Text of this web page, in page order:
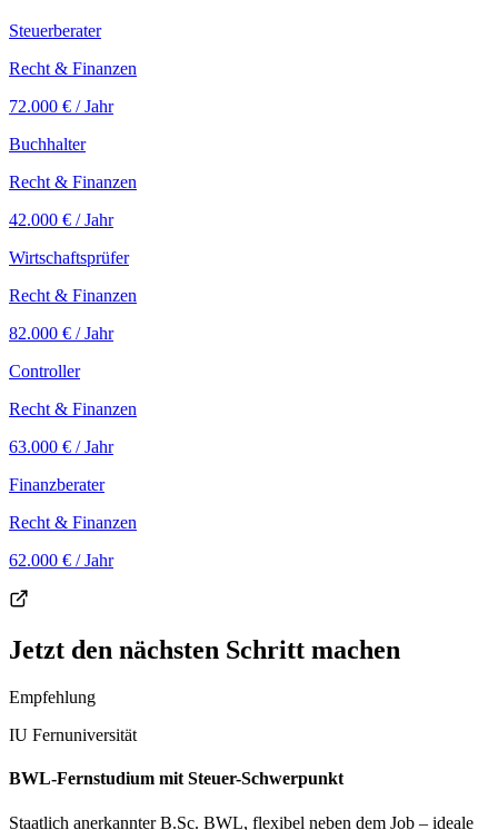
Steuerberater
Recht & Finanzen
72.000 € / Jahr
Buchhalter
Recht & Finanzen
42.000 € / Jahr
Wirtschaftsprüfer
Recht & Finanzen
82.000 € / Jahr
Controller
Recht & Finanzen
63.000 € / Jahr
Finanzberater
Recht & Finanzen
62.000 € / Jahr
Jetzt den nächsten Schritt machen
Empfehlung
IU Fernuniversität
BWL-Fernstudium mit Steuer-Schwerpunkt
Staatlich anerkannter B.Sc. BWL, flexibel neben dem Job – ideale